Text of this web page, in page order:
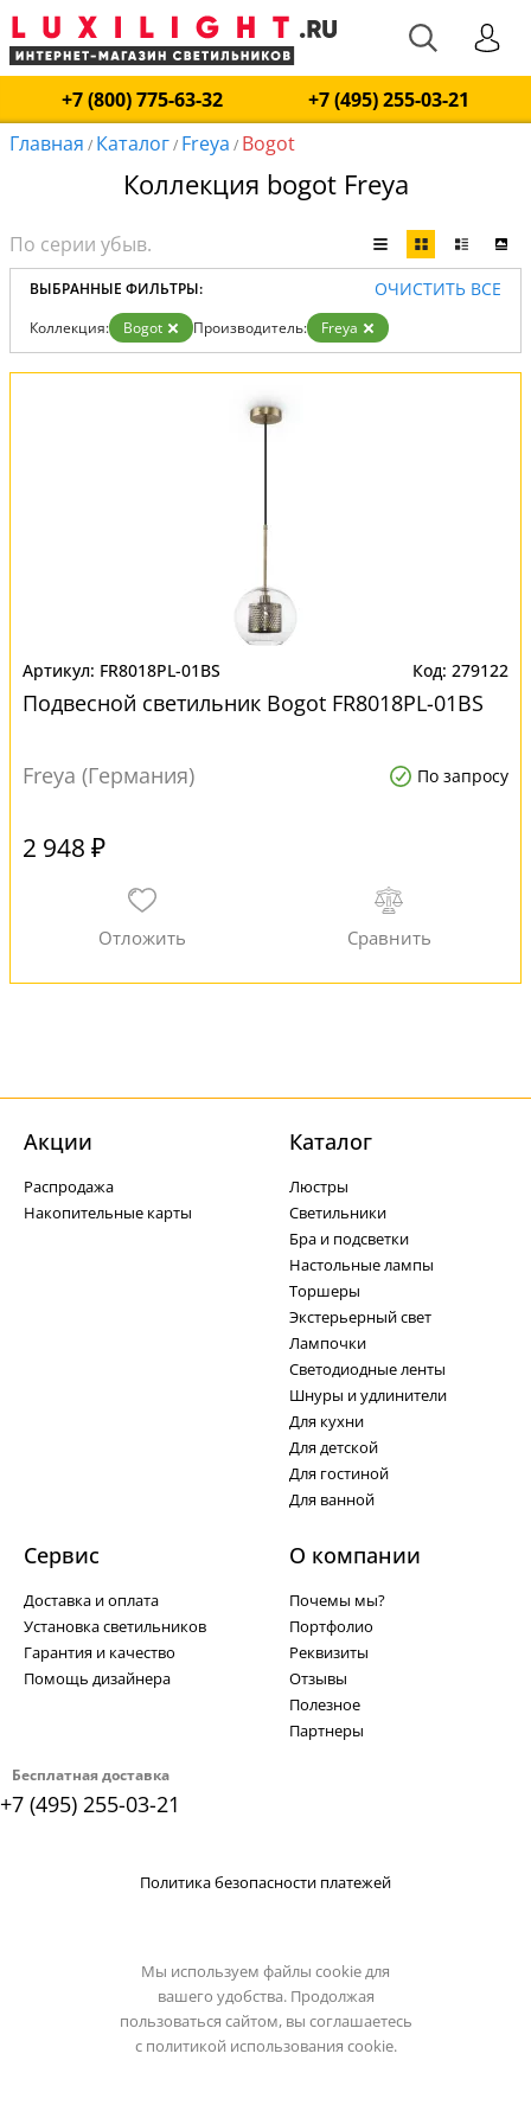
+7 (800) 775-63-32
+7 (495) 255-03-21
Главная / Каталог/ Freya / Bogot
Коллекция bogot Freya
ВЫБРАННЫЕ ФИЛЬТРЫ: ОЧИСТИТЬ ВСЕ
Коллекция: Bogot Производитель: Freya
FR8018PL-01BS 279122
Подвесной светильник Bogot FR8018PL-01BS
Freya (Германия) По запросу
2 948 ₽
Бесплатная доставка
+7 (495) 255-03-21
Акции
Распродажа
Накопительные карты
Каталог
Люстры
Светильники
Бра и подсветки
Настольные лампы
Торшеры
Экстерьерный свет
Лампочки
Светодиодные ленты
Шнуры и удлинители
Для кухни
Для детской
Для гостиной
Для ванной
Сервис
Доставка и оплата
Установка светильников
Гарантия и качество
Помощь дизайнера
О компании
Почемы мы?
Портфолио
Реквизиты
Отзывы
Полезное
Партнеры
Политика безопасности платежей
Мы используем файлы cookie для
вашего удобства. Продолжая
пользоваться сайтом, вы соглашаетесь
с политикой использования cookie.